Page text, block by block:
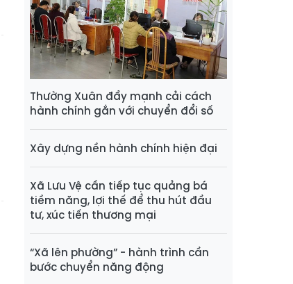
Thường Xuân đẩy mạnh cải cách
hành chính gắn với chuyển đổi số
Xây dựng nền hành chính hiện đại
Xã Lưu Vệ cần tiếp tục quảng bá
tiềm năng, lợi thế để thu hút đầu
tư, xúc tiến thương mại
“Xã lên phường” - hành trình cần
bước chuyển năng động